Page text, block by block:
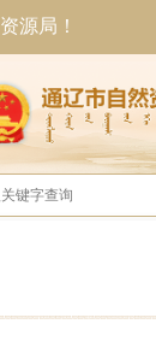
源局！
>政务公开>政